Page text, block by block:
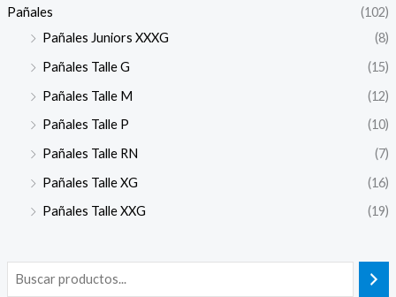
Pañales
(102)
Pañales Juniors XXXG
(8)
Pañales Talle G
(15)
Pañales Talle M
(12)
Pañales Talle P
(10)
Pañales Talle RN
(7)
Pañales Talle XG
(16)
Pañales Talle XXG
(19)